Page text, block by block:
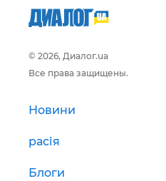
© 2026, Диалог.ua
Все права защищены.
Новини
расія
Блоги